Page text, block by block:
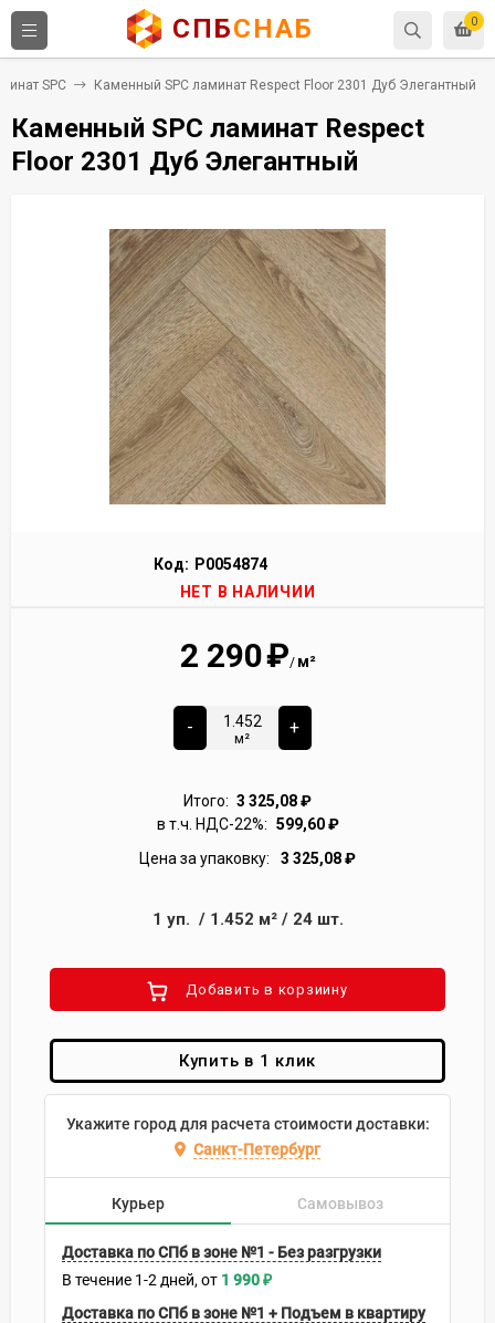
0
СПБСНАБ
SPC Каменный SPC ламинат Respect Floor 2301 Дуб Элегантный
Каменный SPC ламинат Respect
Floor 2301 Дуб Элегантный
Код: Р0054874
НЕТ В НАЛИЧИИ
2 290₽/ м²
-
м²
+
Итого: 3 325,08₽
в т.ч. НДС-22%: 599,60₽
Цена за упаковку:
3 325,08₽
1 уп. / 1.452 м²/ 24 шт.
Добавить в корзиину
Купить в 1 клик
Укажите город для расчета стоимости доставки:
Санкт-Петербург
Курьер Самовывоз
Доставка по СПб в зоне №1 - Без разгрузки
В течение 1-2 дней 1 990₽
Доставка по СПб в зоне №1 + Подъем в квартиру